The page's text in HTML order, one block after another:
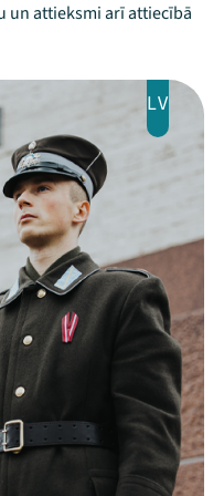
un attieksmi arī attiecībā
LV